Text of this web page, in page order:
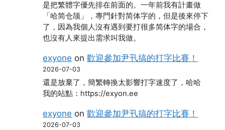
是把繁體字優先排在前面的。一年前我有計畫做
「哈简仓颉」，專門針對简体字的，但是後來停下
了，因為我個人沒有遇到要打很多简体字的場合，
也沒有人來提出需求叫我做。
exyone on歡迎參加尹卂搞的打字比賽！
2026-07-03
還是放棄了，簡繁轉換太影響打字速度了，哈哈
我的站點：https://exyon.ee
exyone on歡迎參加尹卂搞的打字比賽！
2026-07-03